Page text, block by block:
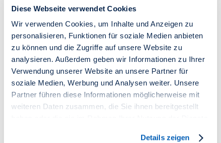
Diese Webseite verwendet Cookies
Wir verwenden Cookies, um Inhalte und Anzeigen zu
personalisieren, Funktionen für soziale Medien anbieten
zu können und die Zugriffe auf unsere Website zu
analysieren. Außerdem geben wir Informationen zu Ihrer
Verwendung unserer Website an unsere Partner für
soziale Medien, Werbung und Analysen weiter. Unsere
Partner führen diese Informationen möglicherweise mit
weiteren Daten zusammen, die Sie ihnen bereitgestellt
Details zeigen
Kosten.
Ein fester Monatsbeitrag – keine Provision, keine
Mindestlaufzeit, keine Abhängigkeit.
iOS & Android App
Webshop
Push Notifications
Kundenpunkte-System